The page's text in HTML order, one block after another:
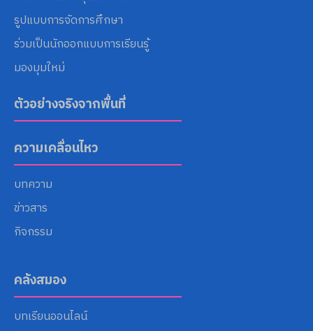
รูปแบบการจัดการศึกษา
ร่วมเป็นนักออกแบบการเรียนรู้
มองมุมใหม่
ตัวอย่างจริงจากพื้นที่
ความเคลื่อนไหว
บทความ
ข่าวสาร
กิจกรรม
คลังสมอง
บทเรียนออนไลน์